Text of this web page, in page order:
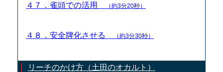
４７．雀頭での活用 （約3分20秒）
４８．安全牌化させる （約3分30秒）
リーチのかけ方（土田のオカルト）